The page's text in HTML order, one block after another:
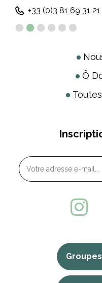
+33 (0)3 81 69 31 21
Ô